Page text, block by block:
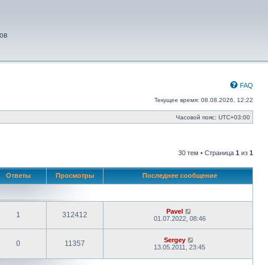
FAQ
Текущее время: 08.08.2026, 12:22
Часовой пояс: UTC+03:00
30 тем • Страница 1 из 1
Ответы Просмотры Последнее сообщение
1 312412
Pavel
01.07.2022, 08:46
0 11357
Sergey
13.05.2011, 23:45